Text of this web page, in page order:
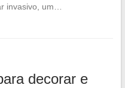
invasivo, um…
decorar e